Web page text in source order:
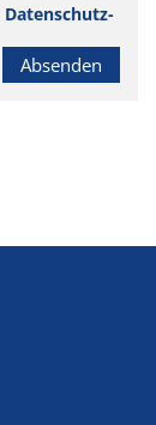
Datenschutz-
Absenden